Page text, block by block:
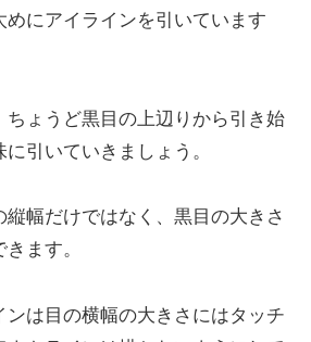
にアイラインを引いています
ちょうど黒目の上辺りから引き始
引いていきましょう。
縦幅だけではなく、黒目の大きさ
ます。
ンは目の横幅の大きさにはタッチ